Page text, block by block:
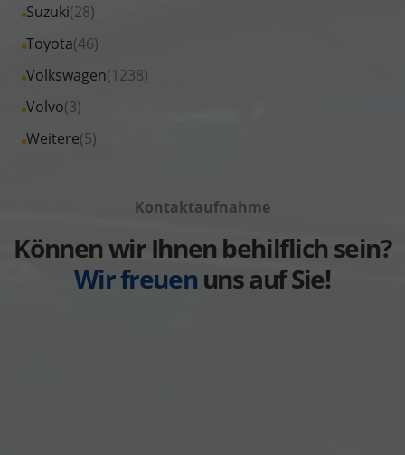
anzeigen
Seat
anzeigen
Fahrzeuge
Skoda
anzeigen
Suzuki(28)
Alle
Fahrzeuge
Suzuki
anzeigen
Toyota(46)
Alle
Fahrzeuge
Toyota
anzeigen
Volkswagen(1238)
Alle
Fahrzeuge
Volkswagen
Volvo(3)
Alle
Fahrzeuge
Weitere(5)
Alle
anzeigen
Kontaktaufnahme
Können wir Ihnen behilflich sein?
Wir freuenuns auf Sie!